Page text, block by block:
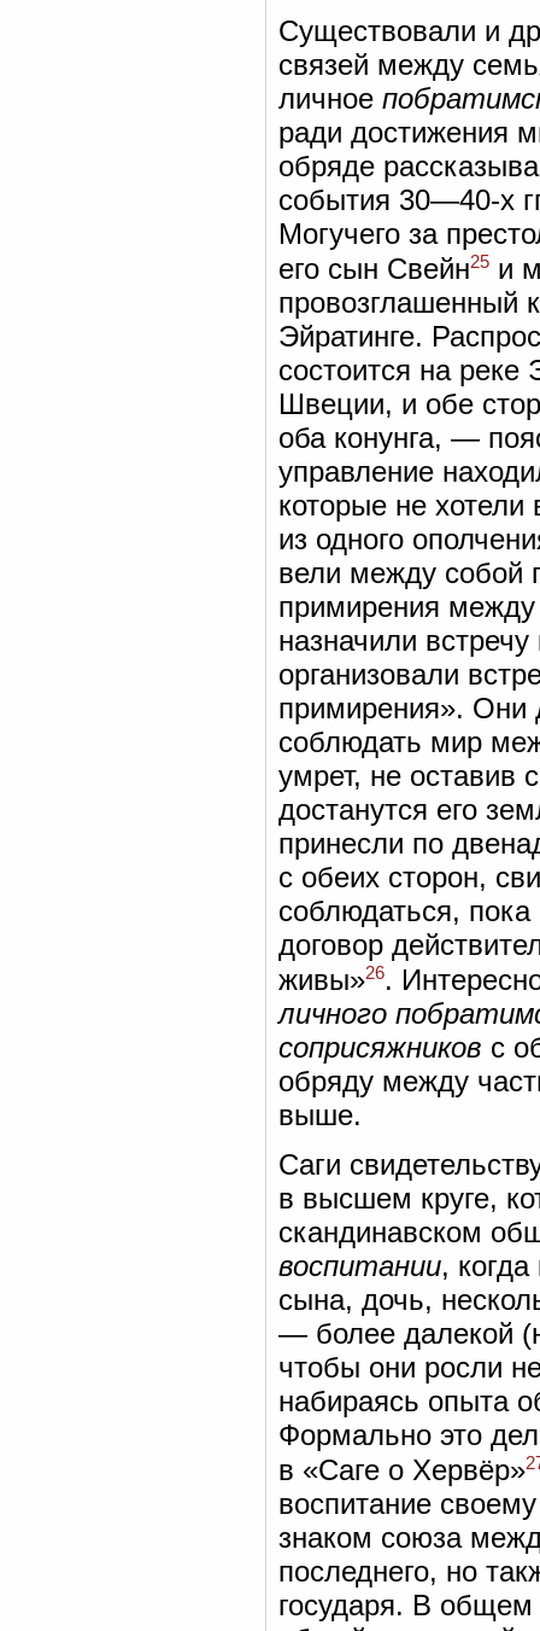
Существовали и
связей между
личное
ради достижения
обряде
события 30—40-х
Могучего за
его сын Свейн25 и
провозглашенный
Эйратинге.
состоится на реке
Швеции, и обе
оба конунга, —
управление
которые не
из одного
вели между собой
примирения между
назначили
организовали
примирения». Они
соблюдать мир
умрет, не оставив
достанутся его
принесли по
с обеих сторон,
соблюдаться,
договор
живы»26.
личного
соприсяжников с
обряду между
выше.
Саги
в высшем круге,
скандинавском
воспитании,
сына, дочь,
— более далекой
чтобы они росли
набираясь опыта
Формально это
в «Саге о Хервёр»
воспитание
знаком союза
последнего, но
государя. В общем